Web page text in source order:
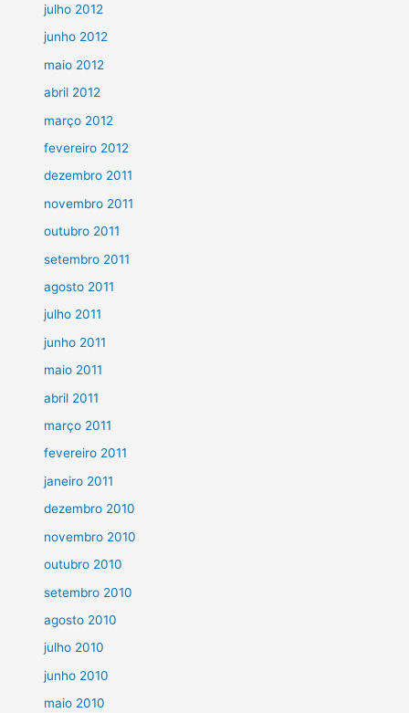
julho 2012
junho 2012
maio 2012
abril 2012
março 2012
fevereiro 2012
dezembro 2011
novembro 2011
outubro 2011
setembro 2011
agosto 2011
julho 2011
junho 2011
maio 2011
abril 2011
março 2011
fevereiro 2011
janeiro 2011
dezembro 2010
novembro 2010
outubro 2010
setembro 2010
agosto 2010
julho 2010
junho 2010
maio 2010